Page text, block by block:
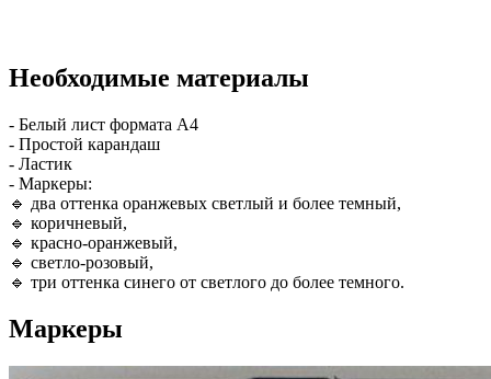
Необходимые материалы
- Белый лист формата А4
- Простой карандаш
- Ластик
- Маркеры:
🔹 два оттенка оранжевых светлый и более темный,
🔹 коричневый,
🔹 красно-оранжевый,
🔹 светло-розовый,
🔹 три оттенка синего от светлого до более темного.
Маркеры